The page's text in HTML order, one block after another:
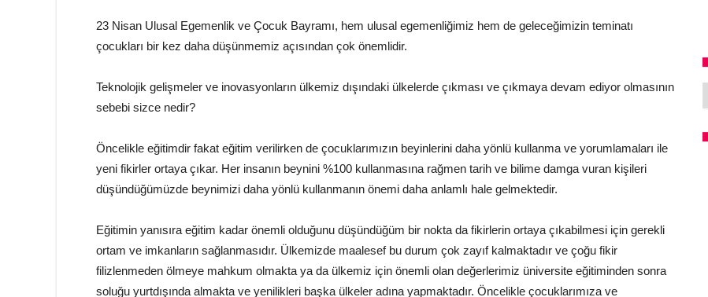
23 Nisan Ulusal Egemenlik ve Çocuk Bayramı, hem ulusal egemenliğimiz hem de geleceğimizin teminatı
çocukları bir kez daha düşünmemiz açısından çok önemlidir.
Teknolojik gelişmeler ve inovasyonların ülkemiz dışındaki ülkelerde çıkması ve çıkmaya devam ediyor olmasının
sebebi sizce nedir?
Öncelikle eğitimdir fakat eğitim verilirken de çocuklarımızın beyinlerini daha yönlü kullanma ve yorumlamaları ile
yeni fikirler ortaya çıkar. Her insanın beynini %100 kullanmasına rağmen tarih ve bilime damga vuran kişileri
düşündüğümüzde beynimizi daha yönlü kullanmanın önemi daha anlamlı hale gelmektedir.
Eğitimin yanısıra eğitim kadar önemli olduğunu düşündüğüm bir nokta da fikirlerin ortaya çıkabilmesi için gerekli
ortam ve imkanların sağlanmasıdır. Ülkemizde maalesef bu durum çok zayıf kalmaktadır ve çoğu fikir
filizlenmeden ölmeye mahkum olmakta ya da ülkemiz için önemli olan değerlerimiz üniversite eğitiminden sonra
soluğu yurtdışında almakta ve yenilikleri başka ülkeler adına yapmaktadır. Öncelikle çocuklarımıza ve